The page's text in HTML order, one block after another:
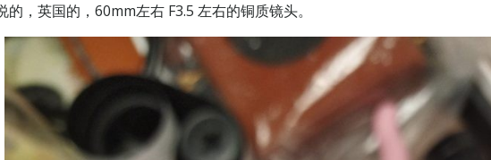
，英国的，60mm左右 F3.5 左右的铜质镜头。